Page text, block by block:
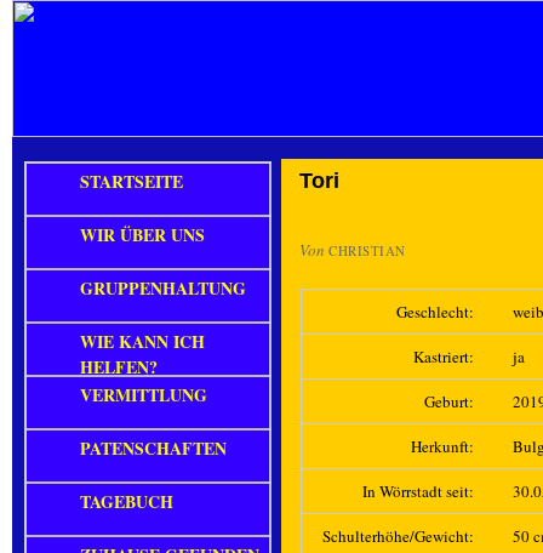
Tori
Von CHRISTIAN
Geschlecht:
Kastriert: ja
Geburt:
Herkunft:
In Wörrstadt seit:
Schulterhöhe/Gewicht: 50
STARTSEITE
WIR ÜBER UNS
GRUPPENHALTUNG
WIE KANN ICH
HELFEN?
VERMITTLUNG
PATENSCHAFTEN
TAGEBUCH